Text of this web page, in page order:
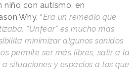
niño con autismo, en
Why. “Era un remedio que
”Unfear" es mucho más
minimizar algunos sonidos
permite ser más libres, salir a la
situaciones y espacios a los que